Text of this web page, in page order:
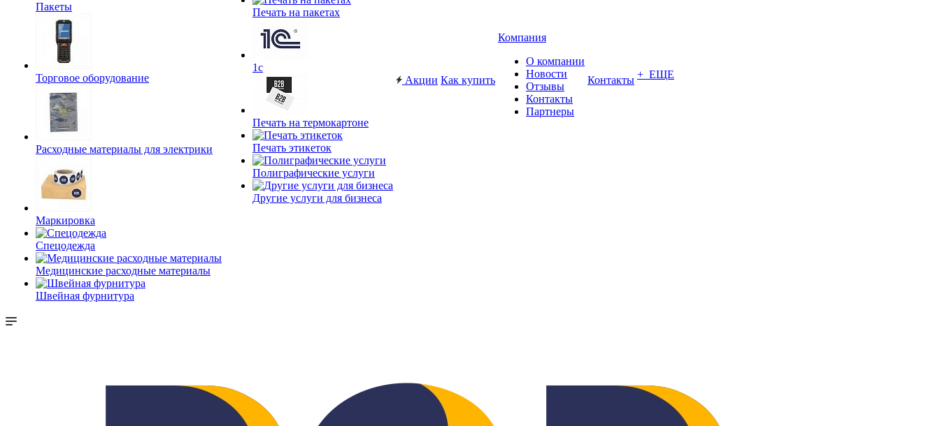
Пакеты
Торговое оборудование
Расходные материалы для электрики
Маркировка
Спецодежда
Медицинские расходные материалы
Швейная фурнитура
Печать на пакетах
1c
Печать на термокартоне
Печать этикеток
Полиграфические услуги
Другие услуги для бизнеса
Акции Как купить
Компания
О компании
Новости
Отзывы
Контакты
Партнеры
Контакты + ЕЩЕ